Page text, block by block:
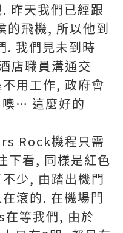
. 昨天我們已經跟
的飛機, 所以他到
. 我們見未到時
店職員溝通交
用工作, 政府會
噢… 這麼好的
Rock機程只需
下看,
同樣是紅色
少, 由踏出機門
滾的. 在機場門
在等我們 , 由於